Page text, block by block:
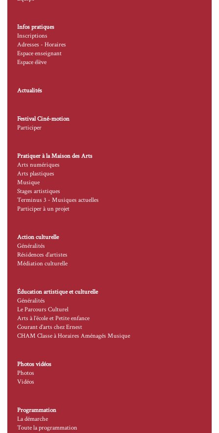
Infos pratiques
Inscriptions
Adresses - Horaires
Espace enseignant
Espace élève
Actualités
Festival Ciné-motion
Participer
Pratiquer à la Maison des Arts
Arts numériques
Arts plastiques
Musique
Stages artistiques
Terminus 3 - Musiques actuelles
Participer à un projet
Action culturelle
Généralités
Résidences d’artistes
Médiation culturelle
Éducation artistique et culturelle
Généralités
Le Parcours Culturel
Arts à l’école et Petite enfance
Courant d’arts chez Ernest
CHAM Classe à Horaires Aménagés Musique
Photos vidéos
Photos
Vidéos
Programmation
La démarche
Toute la programmation